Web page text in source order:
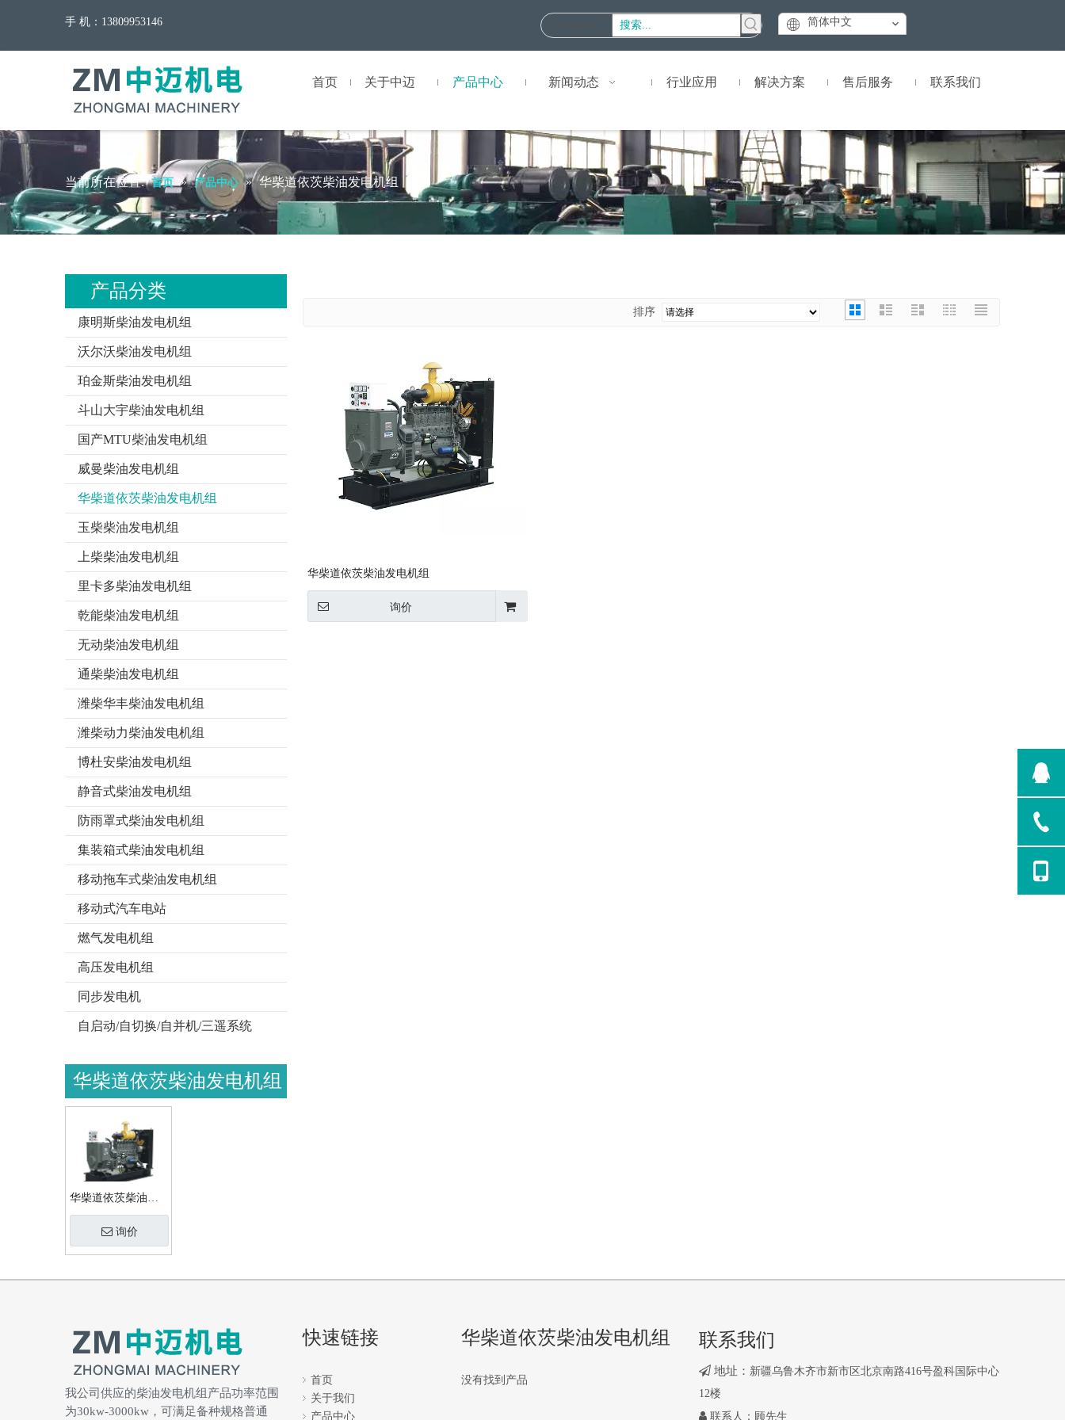
手 机：13809953146 简体中文
首页 关于中迈 产品中心 新闻动态 行业应用 解决方案 售后服务 联系我们
当前所在位置: 首页 » 产品中心 » 华柴道依茨柴油发电机组
产品分类
康明斯柴油发电机组
沃尔沃柴油发电机组
珀金斯柴油发电机组
斗山大宇柴油发电机组
国产MTU柴油发电机组
威曼柴油发电机组
华柴道依茨柴油发电机组
玉柴柴油发电机组
上柴柴油发电机组
里卡多柴油发电机组
乾能柴油发电机组
无动柴油发电机组
通柴柴油发电机组
潍柴华丰柴油发电机组
潍柴动力柴油发电机组
博杜安柴油发电机组
静音式柴油发电机组
防雨罩式柴油发电机组
集装箱式柴油发电机组
移动拖车式柴油发电机组
移动式汽车电站
燃气发电机组
高压发电机组
同步发电机
自启动/自切换/自并机/三遥系统
华柴道依茨柴油发电机组
华柴道依茨柴油发
电机组
询价
排序
华柴道依茨柴油发电机组
询价
我公司供应的柴油发电机组产品功率范围
为30kw-3000kw，可满足备种规格普通
快速链接
首页
关于我们
产品中心
华柴道依茨柴油发电机组
没有找到产品
联系我们
 地址： 新疆乌鲁木齐市新市区北京南路416号盈科国际中心
12楼
 联系人：顾先生